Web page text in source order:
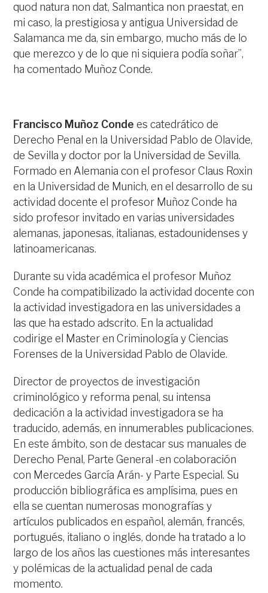
quod natura non dat, Salmantica non praestat, en
mi caso, la prestigiosa y antigua Universidad de
Salamanca me da, sin embargo, mucho más de lo
que merezco y de lo que ni siquiera podía soñar”,
ha comentado Muñoz Conde.
Francisco Muñoz Conde es catedrático de
Derecho Penal en la Universidad Pablo de Olavide,
de Sevilla y doctor por la Universidad de Sevilla.
Formado en Alemania con el profesor Claus Roxin
en la Universidad de Munich, en el desarrollo de su
actividad docente el profesor Muñoz Conde ha
sido profesor invitado en varias universidades
alemanas, japonesas, italianas, estadounidenses y
latinoamericanas.
Durante su vida académica el profesor Muñoz
Conde ha compatibilizado la actividad docente con
la actividad investigadora en las universidades a
las que ha estado adscrito. En la actualidad
codirige el Master en Criminología y Ciencias
Forenses de la Universidad Pablo de Olavide.
Director de proyectos de investigación
criminológico y reforma penal, su intensa
dedicación a la actividad investigadora se ha
traducido, además, en innumerables publicaciones.
En este ámbito, son de destacar sus manuales de
Derecho Penal, Parte General -en colaboración
con Mercedes García Arán- y Parte Especial. Su
producción bibliográfica es amplísima, pues en
ella se cuentan numerosas monografías y
artículos publicados en español, alemán, francés,
portugués, italiano o inglés, donde ha tratado a lo
largo de los años las cuestiones más interesantes
y polémicas de la actualidad penal de cada
momento.